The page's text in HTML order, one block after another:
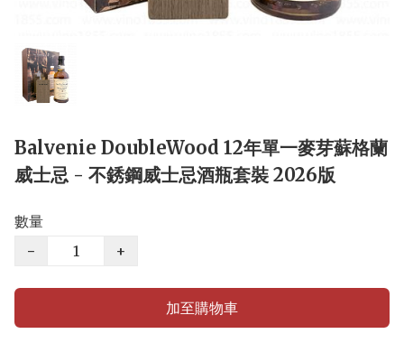
Balvenie DoubleWood 12年單一麥芽蘇格蘭
威士忌 - 不銹鋼威士忌酒瓶套裝 2026版
數量
−
+
加至購物車